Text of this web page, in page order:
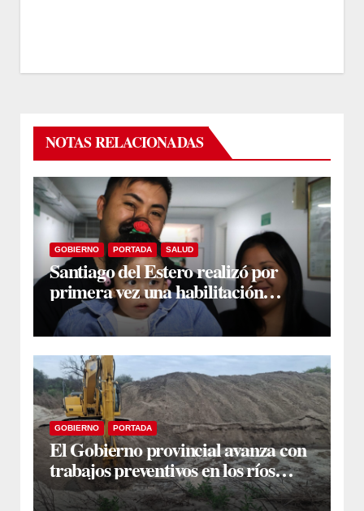
NOTAS RELACIONADAS
GOBIERNO PORTADA SALUD
Santiago del Estero realizó por
primera vez una habilitación
auditiva con vincha de conducción
ósea
GOBIERNO PORTADA
El Gobierno provincial avanza con
trabajos preventivos en los ríos
Dulce y Salado y en los Bajos